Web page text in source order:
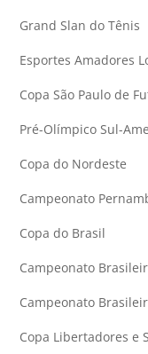
Grand Slan do Tênis
Esportes Amadores
Copa São Paulo de
Pré-Olímpico Sul-
Copa do Nordeste
Campeonato
Copa do Brasil
Campeonato
Campeonato
Copa Libertadores e